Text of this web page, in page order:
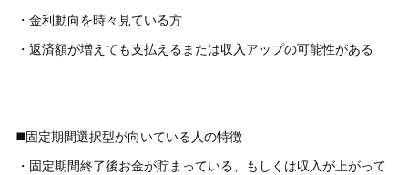
・金利動向を時々見ている方
・返済額が増えても支払えるまたは収入アップの可能性がある
◼️固定期間選択型が向いている人の特徴
・固定期間終了後お金が貯まっている、もしくは収入が上がって